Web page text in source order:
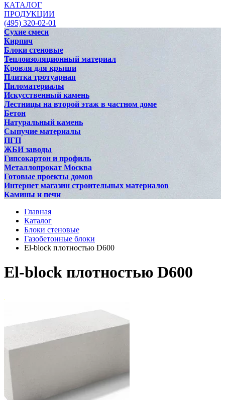
КАТАЛОГ
ПРОДУКЦИИ
(495) 320-02-01
Сухие смеси
Кирпич
Блоки стеновые
Теплоизоляционный материал
Кровля для крыши
Плитка тротуарная
Пиломатериалы
Искусственный камень
Лестницы на второй этаж в частном доме
Бетон
Натуральный камень
Сыпучие материалы
ПГП
ЖБИ заводы
Гипсокартон и профиль
Металлопрокат Москва
Готовые проекты домов
Интернет магазин строительных материалов
Камины и печи
Главная
Каталог
Блоки стеновые
Газобетонные блоки
El-block плотностью D600
El-block плотностью D600